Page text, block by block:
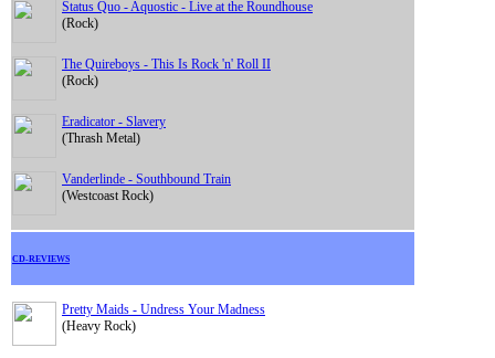
Status Quo - Aquostic - Live at the Roundhouse
(Rock)
The Quireboys - This Is Rock 'n' Roll II
(Rock)
Eradicator - Slavery
(Thrash Metal)
Vanderlinde - Southbound Train
(Westcoast Rock)
CD-REVIEWS
Pretty Maids - Undress Your Madness
(Heavy Rock)